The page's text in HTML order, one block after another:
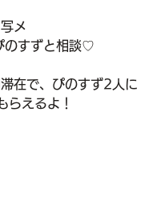
メ
すずと相談♡
在で、ぴのすず2人に
らえるよ！